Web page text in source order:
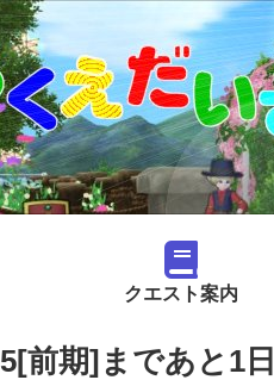
クエスト案内
前期]まであと1日